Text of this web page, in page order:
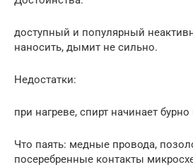
доступный и популярный
наносить, дымит не сильно.
Недостатки:
при нагреве, спирт начинает
Что паять: медные провода,
посеребренные контакты